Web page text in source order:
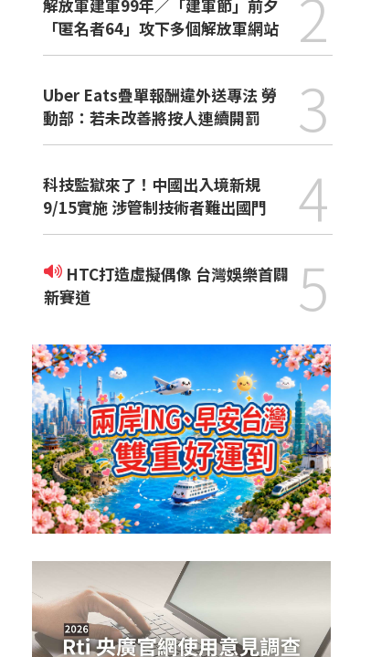
解放軍建軍99年／「建軍節」前夕
「匿名者64」攻下多個解放軍網站
Uber Eats疊單報酬違外送專法 勞
動部：若未改善將按人連續開罰
3
科技監獄來了！中國出入境新規
9/15實施 涉管制技術者難出國門
4
新賽道
5